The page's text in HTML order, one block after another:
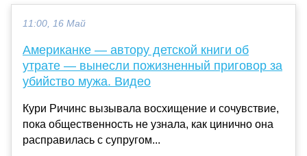
11:00, 16 Май
Американке — автору детской книги об
утрате — вынесли пожизненный приговор за
убийство мужа. Видео
Кури Ричинс вызывала восхищение и сочувствие,
пока общественность не узнала, как цинично она
расправилась с супругом...